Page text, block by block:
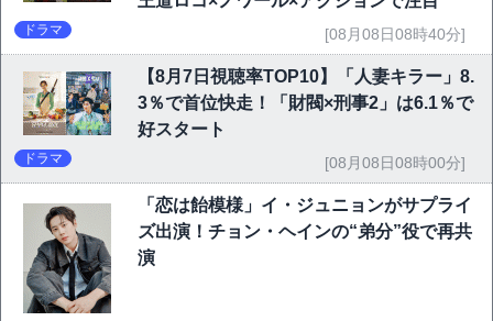
ドラマ [08月08日08時40分]
【8月7日視聴率TOP10】「人妻キラー」8.
3％で首位快走！「財閥×刑事2」は6.1％で
好スタート
ドラマ [08月08日08時00分]
「恋は飴模様」イ・ジュニョンがサプライ
ズ出演！チョン・ヘインの“弟分”役で再共
演